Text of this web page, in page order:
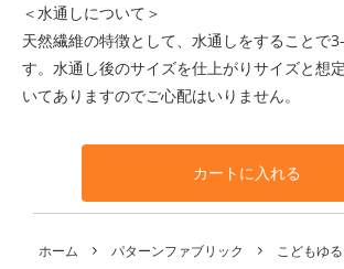
＜水通しについて＞
天然繊維の特徴として、水通しをすることで
す。水通し後のサイズを仕上がりサイズと想
いてありますのでご心配はいりません。
カートに入れる
ホーム パターンファブリック こどもゆ